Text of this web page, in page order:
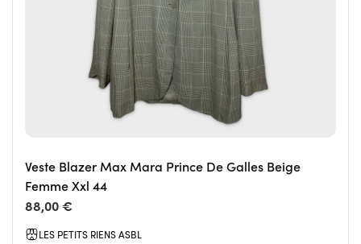
Veste Blazer Max Mara Prince De Galles Beige
Femme Xxl 44
88,00 €
LES PETITS RIENS ASBL